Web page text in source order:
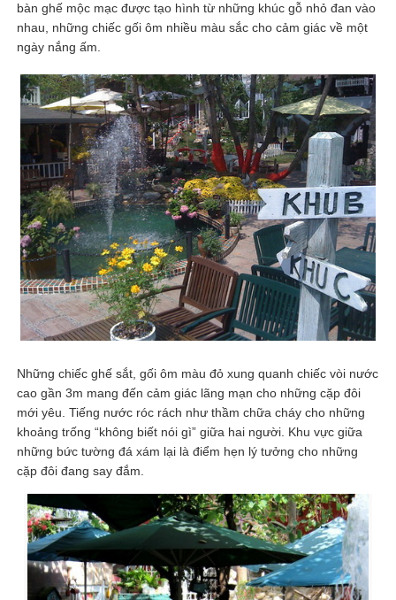
bàn ghế mộc mạc được tạo hình từ những khúc gỗ nhỏ đan vào
nhau, những chiếc gối ôm nhiều màu sắc cho cảm giác về một
ngày nắng ấm.
Những chiếc ghế sắt, gối ôm màu đỏ xung quanh chiếc vòi nước
cao gần 3m mang đến cảm giác lãng mạn cho những cặp đôi
mới yêu. Tiếng nước róc rách như thầm chữa cháy cho những
khoảng trống “không biết nói gì” giữa hai người. Khu vực giữa
những bức tường đá xám lại là điểm hẹn lý tưởng cho những
cặp đôi đang say đắm.